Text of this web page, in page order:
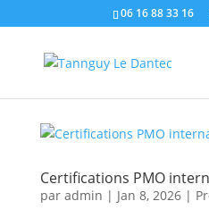
06 16 88 33 16
Certifications PMO
par admin | Jan 8, 2026|